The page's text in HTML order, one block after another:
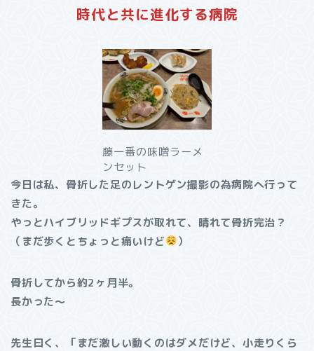
時代と共に進化する病院
藤一番の味噌ラーメ
ンセット
今日は私、骨折した足のレントゲン撮影の為病院へ行って
きた。
やっとハイブリッドギプスが取れて、晴れて骨折完治 ？
（まだ歩くとちょっと痛いけど
）
骨折してから約2ヶ月半。
長かった〜
先生曰く、「まだ激しい動くのはダメだけど、小走りくら